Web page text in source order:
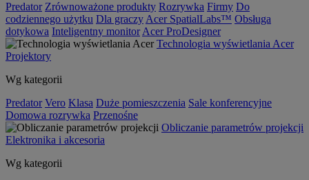
Predator Zrównoważone produkty Rozrywka Firmy Do
codziennego użytku Dla graczy Acer SpatialLabs™ Obsługa
dotykowa Inteligentny monitor Acer ProDesigner
Technologia wyświetlania Acer
Projektory
Wg kategorii
Predator Vero Klasa Duże pomieszczenia Sale konferencyjne
Domowa rozrywka Przenośne
Obliczanie parametrów projekcji
Elektronika i akcesoria
Wg kategorii